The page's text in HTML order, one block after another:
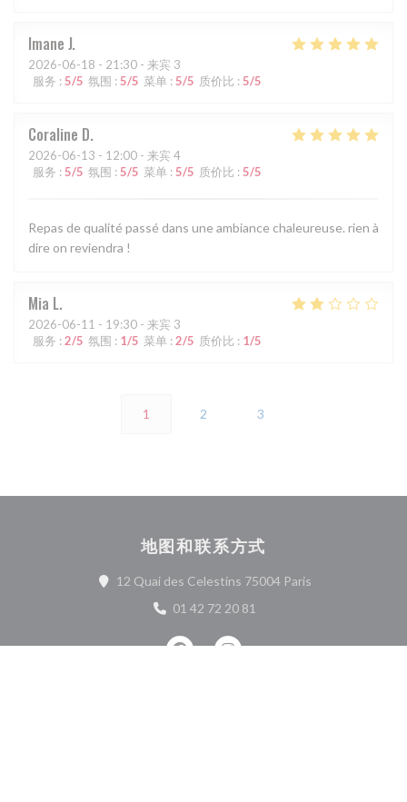
Imane J
2026-06-18 - 21:30 - 来宾 3
服务 : 5/5 氛围 : 5/5 菜单 : 5/5 质价比 : 5/5
Coraline D
2026-06-13 - 12:00 - 来宾 4
服务 : 5/5 氛围 : 5/5 菜单 : 5/5 质价比 : 5/5
Repas de qualité passé dans une ambiance chaleureuse. rien à
dire on reviendra !
Mia L
2026-06-11 - 19:30 - 来宾 3
服务 : 2/5 氛围 : 1/5 菜单 : 2/5 质价比 : 1/5
1 2 3
地图和联系方式
12 Quai des Celestins 75004 Paris
01 42 72 20 81